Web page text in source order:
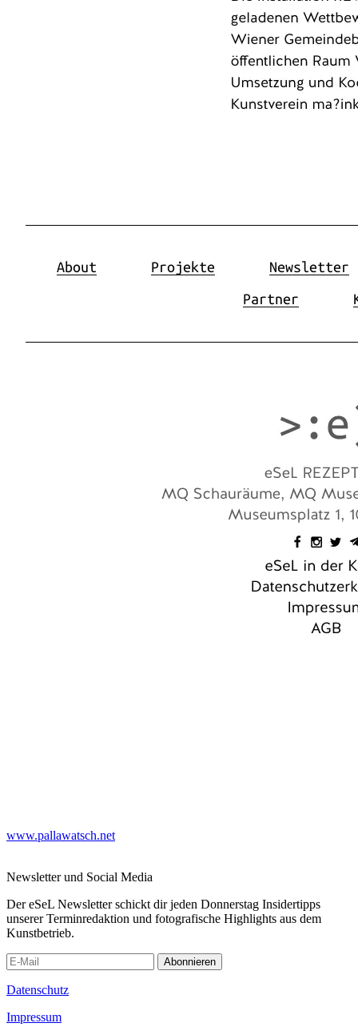
www.pallawatsch.net
Newsletter und Social Media
Der eSeL Newsletter schickt dir jeden Donnerstag Insidertipps
unserer Terminredaktion und fotografische Highlights aus dem
Kunstbetrieb.
Abonnieren
Datenschutz
Impressum